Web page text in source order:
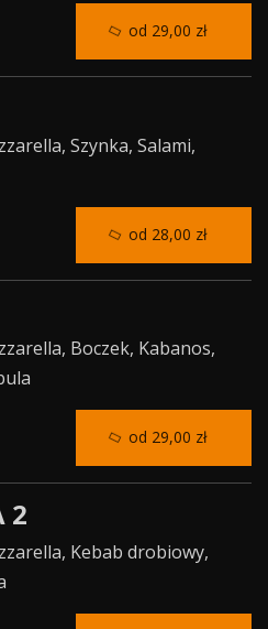
Szynka, Salami,
Boczek, Kabanos,
2
Kebab drobiowy,